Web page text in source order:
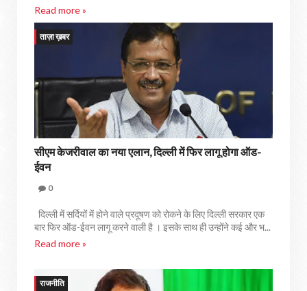
Read more »
ताज़ा ख़बर
सीएम केजरीवाल का नया एलान, दिल्ली में फिर लागू होगा ऑड-
ईवन
0
दिल्ली में सर्दियों में होने वाले प्रदूषण को रोकने के लिए दिल्ली सरकार एक
बार फिर ऑड-ईवन लागू करने वाली है । इसके साथ ही उन्होंने कई और भ...
Read more »
राजनीति